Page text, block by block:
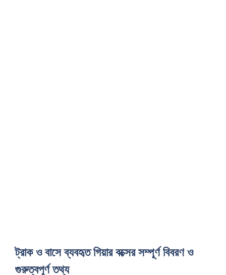
ট্রাক ও বাসে ব্যবহৃত গিয়ার বক্সের সম্পূর্ণ বিবরণ ও
গুরুত্বপূর্ণ তথ্য